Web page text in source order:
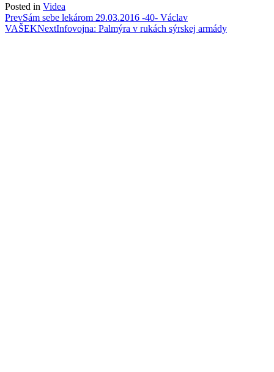
Posted in Videa
Post
navigation
PrevSám sebe lekárom 29.03.2016 -40- Václav
VAŠEKNextInfovojna: Palmýra v rukách sýrskej armády